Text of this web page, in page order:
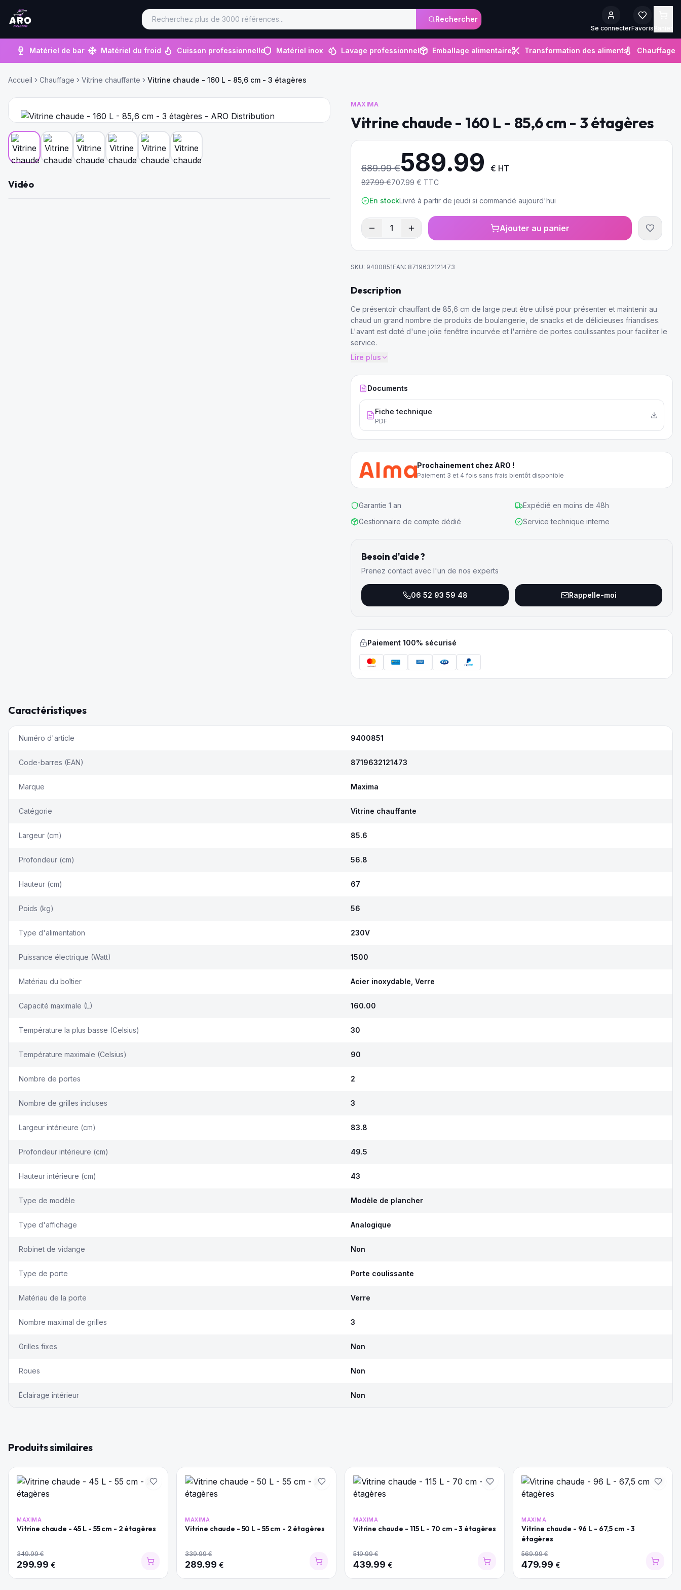
Rechercher
Se connecterFavoris
Matériel de bar Matériel du froid Cuisson professionnelle Matériel inox Lavage professionnel Emballage alimentaire Transformation des aliments Chauffage
Accueil Chauffage Vitrine chauffante Vitrine chaude - 160 L - 85,6 cm - 3 étagères
Vidéo
MAXIMA
Vitrine chaude - 160 L - 85,6 cm - 3 étagères
689.99€589.99 € HT
827.99€707.99 € TTC
En stockLivré à partir de jeudi si commandé aujourd'hui
1 Ajouter au panier
SKU: 9400851EAN: 8719632121473
Description
Ce présentoir chauffant de 85,6 cm de large peut être utilisé pour présenter et maintenir au
chaud un grand nombre de produits de boulangerie, de snacks et de délicieuses friandises.
L'avant est doté d'une jolie fenêtre incurvée et l'arrière de portes coulissantes pour faciliter le
service.
Lire plus
Documents
Fiche technique
PDF
Prochainement chez ARO !
Paiement 3 et 4 fois sans frais bientôt disponible
Garantie 1 an
Expédié en moins de 48h
Gestionnaire de compte dédié
Service technique interne
Besoin d'aide ?
Prenez contact avec l'un de nos experts
06 52 93 59 48 Rappelle-moi
Paiement 100% sécurisé
Caractéristiques
Numéro d'article 9400851
Code-barres (EAN) 8719632121473
Marque Maxima
Catégorie Vitrine chauffante
Largeur (cm) 85.6
Profondeur (cm) 56.8
Hauteur (cm) 67
Poids (kg) 56
Type d'alimentation 230V
Puissance électrique (Watt) 1500
Matériau du boîtier Acier inoxydable, Verre
Capacité maximale (L) 160.00
Température la plus basse (Celsius) 30
Température maximale (Celsius) 90
Nombre de portes 2
Nombre de grilles incluses 3
Largeur intérieure (cm) 83.8
Profondeur intérieure (cm) 49.5
Hauteur intérieure (cm) 43
Type de modèle Modèle de plancher
Type d'affichage Analogique
Robinet de vidange Non
Type de porte Porte coulissante
Matériau de la porte Verre
Nombre maximal de grilles 3
Grilles fixes Non
Roues Non
Éclairage intérieur Non
Produits similaires
MAXIMA
Vitrine chaude - 45 L - 55 cm - 2 étagères
349.99€
299.99 €
MAXIMA
Vitrine chaude - 50 L - 55 cm - 2 étagères
339.99€
289.99 €
MAXIMA
Vitrine chaude - 115 L - 70 cm - 3 étagères
519.99€
439.99 €
MAXIMA
Vitrine chaude - 96 L - 67,5 cm - 3
étagères
569.99€
479.99 €